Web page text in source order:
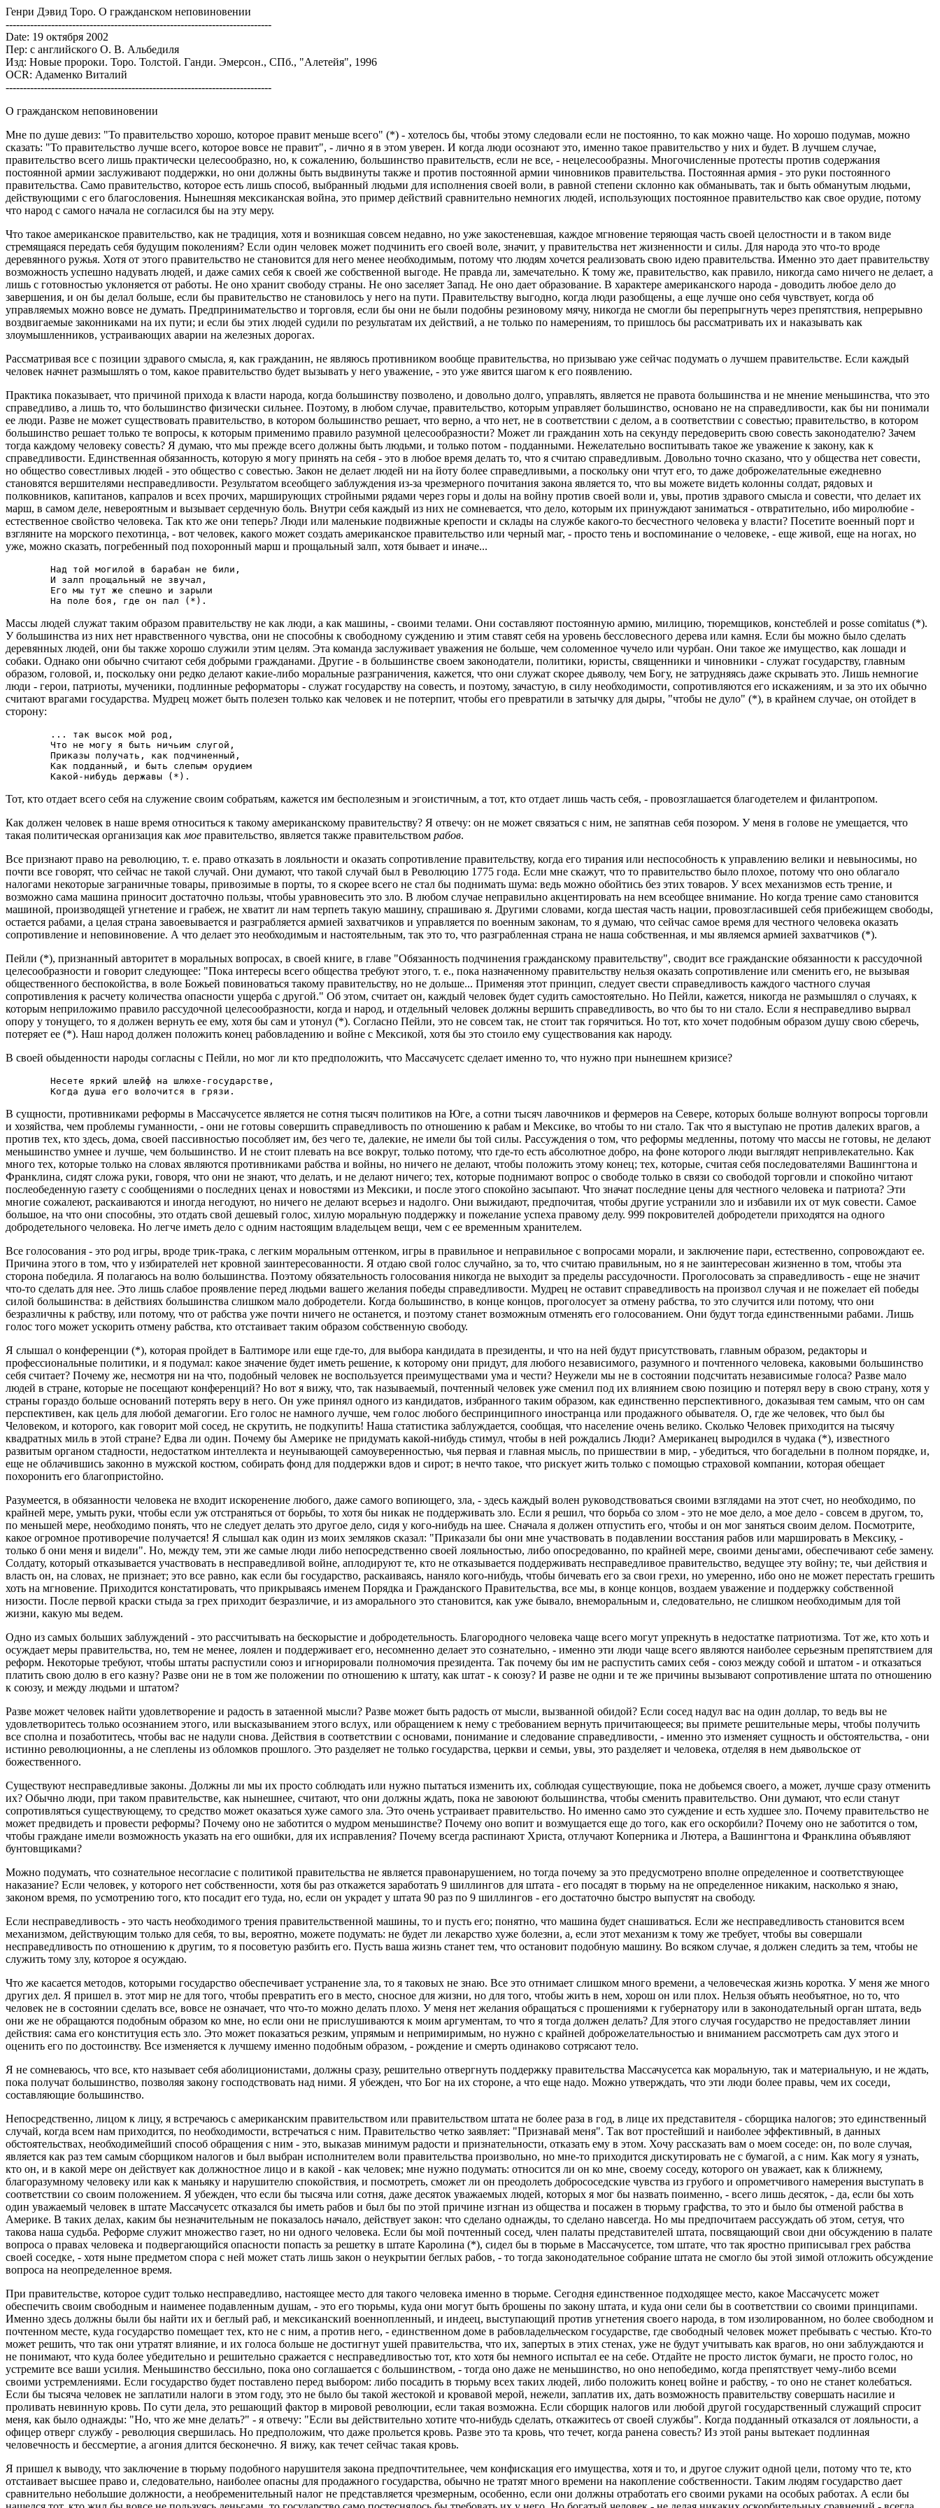
Генри Дэвид Торо. О гражданском неповиновении
----------------------------------------------------------------------------
Date: 19 октября 2002
Пер: с английского О. В. Альбедиля
Изд: Новые пророки. Торо. Толстой. Ганди. Эмерсон., СПб., "Алетейя", 1996
OCR: Адаменко Виталий
----------------------------------------------------------------------------
О гражданском неповиновении
Мне по душе девиз: "То правительство хорошо, которое правит меньше всего" (*) - хотелось бы, чтобы этому следовали если не постоянно, то как можно чаще. Но хорошо подумав, можно
сказать: "То правительство лучше всего, которое вовсе не правит", - лично я в этом уверен. И когда люди осознают это, именно такое правительство у них и будет. В лучшем случае,
правительство всего лишь практически целесообразно, но, к сожалению, большинство правительств, если не все, - нецелесообразны. Многочисленные протесты против содержания
постоянной армии заслуживают поддержки, но они должны быть выдвинуты также и против постоянной армии чиновников правительства. Постоянная армия - это руки постоянного
правительства. Само правительство, которое есть лишь способ, выбранный людьми для исполнения своей воли, в равной степени склонно как обманывать, так и быть обманутым людьми,
действующими с его благословения. Нынешняя мексиканская война, это пример действий сравнительно немногих людей, использующих постоянное правительство как свое орудие, потому
что народ с самого начала не согласился бы на эту меру.
Что такое американское правительство, как не традиция, хотя и возникшая совсем недавно, но уже закостеневшая, каждое мгновение теряющая часть своей целостности и в таком виде
стремящаяся передать себя будущим поколениям? Если один человек может подчинить его своей воле, значит, у правительства нет жизненности и силы. Для народа это что-то вроде
деревянного ружья. Хотя от этого правительство не становится для него менее необходимым, потому что людям хочется реализовать свою идею правительства. Именно это дает правительству
возможность успешно надувать людей, и даже самих себя к своей же собственной выгоде. Не правда ли, замечательно. К тому же, правительство, как правило, никогда само ничего не делает, а
лишь с готовностью уклоняется от работы. Не оно хранит свободу страны. Не оно заселяет Запад. Не оно дает образование. В характере американского народа - доводить любое дело до
завершения, и он бы делал больше, если бы правительство не становилось у него на пути. Правительству выгодно, когда люди разобщены, а еще лучше оно себя чувствует, когда об
управляемых можно вовсе не думать. Предпринимательство и торговля, если бы они не были подобны резиновому мячу, никогда не смогли бы перепрыгнуть через препятствия, непрерывно
воздвигаемые законниками на их пути; и если бы этих людей судили по результатам их действий, а не только по намерениям, то пришлось бы рассматривать их и наказывать как
злоумышленников, устраивающих аварии на железных дорогах.
Рассматривая все с позиции здравого смысла, я, как гражданин, не являюсь противником вообще правительства, но призываю уже сейчас подумать о лучшем правительстве. Если каждый
человек начнет размышлять о том, какое правительство будет вызывать у него уважение, - это уже явится шагом к его появлению.
Практика показывает, что причиной прихода к власти народа, когда большинству позволено, и довольно долго, управлять, является не правота большинства и не мнение меньшинства, что это
справедливо, а лишь то, что большинство физически сильнее. Поэтому, в любом случае, правительство, которым управляет большинство, основано не на справедливости, как бы ни понимали
ее люди. Разве не может существовать правительство, в котором большинство решает, что верно, а что нет, не в соответствии с делом, а в соответствии с совестью; правительство, в котором
большинство решает только те вопросы, к которым применимо правило разумной целесообразности? Может ли гражданин хоть на секунду передоверить свою совесть законодателю? Зачем
тогда каждому человеку совесть? Я думаю, что мы прежде всего должны быть людьми, и только потом - подданными. Нежелательно воспитывать такое же уважение к закону, как к
справедливости. Единственная обязанность, которую я могу принять на себя - это в любое время делать то, что я считаю справедливым. Довольно точно сказано, что у общества нет совести,
но общество совестливых людей - это общество с совестью. Закон не делает людей ни на йоту более справедливыми, а поскольку они чтут его, то даже доброжелательные ежедневно
становятся вершителями несправедливости. Результатом всеобщего заблуждения из-за чрезмерного почитания закона является то, что вы можете видеть колонны солдат, рядовых и
полковников, капитанов, капралов и всех прочих, марширующих стройными рядами через горы и долы на войну против своей воли и, увы, против здравого смысла и совести, что делает их
марш, в самом деле, невероятным и вызывает сердечную боль. Внутри себя каждый из них не сомневается, что дело, которым их принуждают заниматься - отвратительно, ибо миролюбие -
естественное свойство человека. Так кто же они теперь? Люди или маленькие подвижные крепости и склады на службе какого-то бесчестного человека у власти? Посетите военный порт и
взгляните на морского пехотинца, - вот человек, какого может создать американское правительство или черный маг, - просто тень и воспоминание о человеке, - еще живой, еще на ногах, но
уже, можно сказать, погребенный под похоронный марш и прощальный залп, хотя бывает и иначе...
        Над той могилой в барабан не били,
        И залп прощальный не звучал,
        Его мы тут же спешно и зарыли
Массы людей служат таким образом правительству не как люди, а как машины, - своими телами. Они составляют постоянную армию, милицию, тюремщиков, констеблей и posse comitatus (*).
У большинства из них нет нравственного чувства, они не способны к свободному суждению и этим ставят себя на уровень бессловесного дерева или камня. Если бы можно было сделать
деревянных людей, они бы также хорошо служили этим целям. Эта команда заслуживает уважения не больше, чем соломенное чучело или чурбан. Они такое же имущество, как лошади и
собаки. Однако они обычно считают себя добрыми гражданами. Другие - в большинстве своем законодатели, политики, юристы, священники и чиновники - служат государству, главным
образом, головой, и, поскольку они редко делают какие-либо моральные разграничения, кажется, что они служат скорее дьяволу, чем Богу, не затрудняясь даже скрывать это. Лишь немногие
люди - герои, патриоты, мученики, подлинные реформаторы - служат государству на совесть, и поэтому, зачастую, в силу необходимости, сопротивляются его искажениям, и за это их обычно
считают врагами государства. Мудрец может быть полезен только как человек и не потерпит, чтобы его превратили в затычку для дыры, "чтобы не дуло" (*), в крайнем случае, он отойдет в
сторону:
        ... так высок мой род,
        Что не могу я быть ничьим слугой,
        Приказы получать, как подчиненный,
        Как подданный, и быть слепым орудием
Тот, кто отдает всего себя на служение своим собратьям, кажется им бесполезным и эгоистичным, а тот, кто отдает лишь часть себя, - провозглашается благодетелем и филантропом.
Как должен человек в наше время относиться к такому американскому правительству? Я отвечу: он не может связаться с ним, не запятнав себя позором. У меня в голове не умещается, что
такая политическая организация как мое правительство, является также правительством рабов.
Все признают право на революцию, т. е. право отказать в лояльности и оказать сопротивление правительству, когда его тирания или неспособность к управлению велики и невыносимы, но
почти все говорят, что сейчас не такой случай. Они думают, что такой случай был в Революцию 1775 года. Если мне скажут, что то правительство было плохое, потому что оно облагало
налогами некоторые заграничные товары, привозимые в порты, то я скорее всего не стал бы поднимать шума: ведь можно обойтись без этих товаров. У всех механизмов есть трение, и
возможно сама машина приносит достаточно пользы, чтобы уравновесить это зло. В любом случае неправильно акцентировать на нем всеобщее внимание. Но когда трение само становится
машиной, производящей угнетение и грабеж, не хватит ли нам терпеть такую машину, спрашиваю я. Другими словами, когда шестая часть нации, провозгласившей себя прибежищем свободы,
остается рабами, а целая страна завоевывается и разграбляется армией захватчиков и управляется по военным законам, то я думаю, что сейчас самое время для честного человека оказать
сопротивление и неповиновение. А что делает это необходимым и настоятельным, так это то, что разграбленная страна не наша собственная, и мы являемся армией захватчиков (*).
Пейли (*), признанный авторитет в моральных вопросах, в своей книге, в главе "Обязанность подчинения гражданскому правительству", сводит все гражданские обязанности к рассудочной
целесообразности и говорит следующее: "Пока интересы всего общества требуют этого, т. е., пока назначенному правительству нельзя оказать сопротивление или сменить его, не вызывая
общественного беспокойства, в воле Божьей повиноваться такому правительству, но не дольше... Применяя этот принцип, следует свести справедливость каждого частного случая
сопротивления к расчету количества опасности ущерба с другой." Об этом, считает он, каждый человек будет судить самостоятельно. Но Пейли, кажется, никогда не размышлял о случаях, к
которым неприложимо правило рассудочной целесообразности, когда и народ, и отдельный человек должны вершить справедливость, во что бы то ни стало. Если я несправедливо вырвал
опору у тонущего, то я должен вернуть ее ему, хотя бы сам и утонул (*). Согласно Пейли, это не совсем так, не стоит так горячиться. Но тот, кто хочет подобным образом душу свою сберечь,
потеряет ее (*). Наш народ должен положить конец рабовладению и войне с Мексикой, хотя бы это стоило ему существования как народу.
В своей обыденности народы согласны с Пейли, но мог ли кто предположить, что Массачусетс сделает именно то, что нужно при нынешнем кризисе?
        Несете яркий шлейф на шлюхе-государстве,
В сущности, противниками реформы в Массачусетсе является не сотня тысяч политиков на Юге, а сотни тысяч лавочников и фермеров на Севере, которых больше волнуют вопросы торговли
и хозяйства, чем проблемы гуманности, - они не готовы совершить справедливость по отношению к рабам и Мексике, во чтобы то ни стало. Так что я выступаю не против далеких врагов, а
против тех, кто здесь, дома, своей пассивностью пособляет им, без чего те, далекие, не имели бы той силы. Рассуждения о том, что реформы медленны, потому что массы не готовы, не делают
меньшинство умнее и лучше, чем большинство. И не стоит плевать на все вокруг, только потому, что где-то есть абсолютное добро, на фоне которого люди выглядят непривлекательно. Как
много тех, которые только на словах являются противниками рабства и войны, но ничего не делают, чтобы положить этому конец; тех, которые, считая себя последователями Вашингтона и
Франклина, сидят сложа руки, говоря, что они не знают, что делать, и не делают ничего; тех, которые поднимают вопрос о свободе только в связи со свободой торговли и спокойно читают
послеобеденную газету с сообщениями о последних ценах и новостями из Мексики, и после этого спокойно засыпают. Что значат последние цены для честного человека и патриота? Эти
многие сожалеют, раскаиваются и иногда негодуют, но ничего не делают всерьез и надолго. Они выжидают, предпочитая, чтобы другие устранили зло и избавили их от мук совести. Самое
большое, на что они способны, это отдать свой дешевый голос, хилую моральную поддержку и пожелание успеха правому делу. 999 покровителей добродетели приходятся на одного
добродетельного человека. Но легче иметь дело с одним настоящим владельцем вещи, чем с ее временным хранителем.
Все голосования - это род игры, вроде трик-трака, с легким моральным оттенком, игры в правильное и неправильное с вопросами морали, и заключение пари, естественно, сопровождают ее.
Причина этого в том, что у избирателей нет кровной заинтересованности. Я отдаю свой голос случайно, за то, что считаю правильным, но я не заинтересован жизненно в том, чтобы эта
сторона победила. Я полагаюсь на волю большинства. Поэтому обязательность голосования никогда не выходит за пределы рассудочности. Проголосовать за справедливость - еще не значит
что-то сделать для нее. Это лишь слабое проявление перед людьми вашего желания победы справедливости. Мудрец не оставит справедливость на произвол случая и не пожелает ей победы
силой большинства: в действиях большинства слишком мало добродетели. Когда большинство, в конце концов, проголосует за отмену рабства, то это случится или потому, что они
безразличны к рабству, или потому, что от рабства уже почти ничего не останется, и поэтому станет возможным отменять его голосованием. Они будут тогда единственными рабами. Лишь
голос того может ускорить отмену рабства, кто отстаивает таким образом собственную свободу.
Я слышал о конференции (*), которая пройдет в Балтиморе или еще где-то, для выбора кандидата в президенты, и что на ней будут присутствовать, главным образом, редакторы и
профессиональные политики, и я подумал: какое значение будет иметь решение, к которому они придут, для любого независимого, разумного и почтенного человека, каковыми большинство
себя считает? Почему же, несмотря ни на что, подобный человек не воспользуется преимуществами ума и чести? Неужели мы не в состоянии подсчитать независимые голоса? Разве мало
людей в стране, которые не посещают конференций? Но вот я вижу, что, так называемый, почтенный человек уже сменил под их влиянием свою позицию и потерял веру в свою страну, хотя у
страны гораздо больше оснований потерять веру в него. Он уже принял одного из кандидатов, избранного таким образом, как единственно перспективного, доказывая тем самым, что он сам
перспективен, как цель для любой демагогии. Его голос не намного лучше, чем голос любого беспринципного иностранца или продажного обывателя. О, где же человек, что был бы
Человеком, и которого, как говорит мой сосед, не скрутить, не подкупить! Наша статистика заблуждается, сообщая, что население очень велико. Сколько Человек приходится на тысячу
квадратных миль в этой стране? Едва ли один. Почему бы Америке не придумать какой-нибудь стимул, чтобы в ней рождались Люди? Американец выродился в чудака (*), известного
развитым органом стадности, недостатком интеллекта и неунывающей самоуверенностью, чья первая и главная мысль, по пришествии в мир, - убедиться, что богадельни в полном порядке, и,
еще не облачившись законно в мужской костюм, собирать фонд для поддержки вдов и сирот; в нечто такое, что рискует жить только с помощью страховой компании, которая обещает
похоронить его благопристойно.
Разумеется, в обязанности человека не входит искоренение любого, даже самого вопиющего, зла, - здесь каждый волен руководствоваться своими взглядами на этот счет, но необходимо, по
крайней мере, умыть руки, чтобы если уж отстраняться от борьбы, то хотя бы никак не поддерживать зло. Если я решил, что борьба со злом - это не мое дело, а мое дело - совсем в другом, то,
по меньшей мере, необходимо понять, что не следует делать это другое дело, сидя у кого-нибудь на шее. Сначала я должен отпустить его, чтобы и он мог заняться своим делом. Посмотрите,
какое огромное противоречие получается! Я слышал как один из моих земляков сказал: "Приказали бы они мне участвовать в подавлении восстания рабов или маршировать в Мексику, -
только б они меня и видели". Но, между тем, эти же самые люди либо непосредственно своей лояльностью, либо опосредованно, по крайней мере, своими деньгами, обеспечивают себе замену.
Солдату, который отказывается участвовать в несправедливой войне, аплодируют те, кто не отказывается поддерживать несправедливое правительство, ведущее эту войну; те, чьи действия и
власть он, на словах, не признает; это все равно, как если бы государство, раскаиваясь, наняло кого-нибудь, чтобы бичевать его за свои грехи, но умеренно, ибо оно не может перестать грешить
хоть на мгновение. Приходится констатировать, что прикрываясь именем Порядка и Гражданского Правительства, все мы, в конце концов, воздаем уважение и поддержку собственной
низости. После первой краски стыда за грех приходит безразличие, и из аморального это становится, как уже бывало, внеморальным и, следовательно, не слишком необходимым для той
жизни, какую мы ведем.
Одно из самых больших заблуждений - это рассчитывать на бескорыстие и добродетельность. Благородного человека чаще всего могут упрекнуть в недостатке патриотизма. Тот же, кто хоть и
осуждает меры правительства, но, тем не менее, лоялен и поддерживает его, несомненно делает это сознательно, - именно эти люди чаще всего являются наиболее серьезным препятствием для
реформ. Некоторые требуют, чтобы штаты распустили союз и игнорировали полномочия президента. Так почему бы им не распустить самих себя - союз между собой и штатом - и отказаться
платить свою долю в его казну? Разве они не в том же положении по отношению к штату, как штат - к союзу? И разве не одни и те же причины вызывают сопротивление штата по отношению
к союзу, и между людьми и штатом?
Разве может человек найти удовлетворение и радость в затаенной мысли? Разве может быть радость от мысли, вызванной обидой? Если сосед надул вас на один доллар, то ведь вы не
удовлетворитесь только осознанием этого, или высказыванием этого вслух, или обращением к нему с требованием вернуть причитающееся; вы примете решительные меры, чтобы получить
все сполна и позаботитесь, чтобы вас не надули снова. Действия в соответствии с основами, понимание и следование справедливости, - именно это изменяет сущность и обстоятельства, - они
истинно революционны, а не слеплены из обломков прошлого. Это разделяет не только государства, церкви и семьи, увы, это разделяет и человека, отделяя в нем дьявольское от
божественного.
Существуют несправедливые законы. Должны ли мы их просто соблюдать или нужно пытаться изменить их, соблюдая существующие, пока не добьемся своего, а может, лучше сразу отменить
их? Обычно люди, при таком правительстве, как нынешнее, считают, что они должны ждать, пока не завоюют большинства, чтобы сменить правительство. Они думают, что если станут
сопротивляться существующему, то средство может оказаться хуже самого зла. Это очень устраивает правительство. Но именно само это суждение и есть худшее зло. Почему правительство не
может предвидеть и провести реформы? Почему оно не заботится о мудром меньшинстве? Почему оно вопит и возмущается еще до того, как его оскорбили? Почему оно не заботится о том,
чтобы граждане имели возможность указать на его ошибки, для их исправления? Почему всегда распинают Христа, отлучают Коперника и Лютера, а Вашингтона и Франклина объявляют
бунтовщиками?
Можно подумать, что сознательное несогласие с политикой правительства не является правонарушением, но тогда почему за это предусмотрено вполне определенное и соответствующее
наказание? Если человек, у которого нет собственности, хотя бы раз откажется заработать 9 шиллингов для штата - его посадят в тюрьму на не определенное никаким, насколько я знаю,
законом время, по усмотрению того, кто посадит его туда, но, если он украдет у штата 90 раз по 9 шиллингов - его достаточно быстро выпустят на свободу.
Если несправедливость - это часть необходимого трения правительственной машины, то и пусть его; понятно, что машина будет снашиваться. Если же несправедливость становится всем
механизмом, действующим только для себя, то вы, вероятно, можете подумать: не будет ли лекарство хуже болезни, а, если этот механизм к тому же требует, чтобы вы совершали
несправедливость по отношению к другим, то я посоветую разбить его. Пусть ваша жизнь станет тем, что остановит подобную машину. Во всяком случае, я должен следить за тем, чтобы не
служить тому злу, которое я осуждаю.
Что же касается методов, которыми государство обеспечивает устранение зла, то я таковых не знаю. Все это отнимает слишком много времени, а человеческая жизнь коротка. У меня же много
других дел. Я пришел в. этот мир не для того, чтобы превратить его в место, сносное для жизни, но для того, чтобы жить в нем, хорош он или плох. Нельзя объять необъятное, но то, что
человек не в состоянии сделать все, вовсе не означает, что что-то можно делать плохо. У меня нет желания обращаться с прошениями к губернатору или в законодательный орган штата, ведь
они же не обращаются подобным образом ко мне, но если они не прислушиваются к моим аргументам, то что я тогда должен делать? Для этого случая государство не предоставляет линии
действия: сама его конституция есть зло. Это может показаться резким, упрямым и непримиримым, но нужно с крайней доброжелательностью и вниманием рассмотреть сам дух этого и
оценить его по достоинству. Все изменяется к лучшему именно подобным образом, - рождение и смерть одинаково сотрясают тело.
Я не сомневаюсь, что все, кто называет себя аболиционистами, должны сразу, решительно отвергнуть поддержку правительства Массачусетса как моральную, так и материальную, и не ждать,
пока получат большинство, позволяя закону господствовать над ними. Я убежден, что Бог на их стороне, а что еще надо. Можно утверждать, что эти люди более правы, чем их соседи,
составляющие большинство.
Непосредственно, лицом к лицу, я встречаюсь с американским правительством или правительством штата не более раза в год, в лице их представителя - сборщика налогов; это единственный
случай, когда всем нам приходится, по необходимости, встречаться с ним. Правительство четко заявляет: "Признавай меня". Так вот простейший и наиболее эффективный, в данных
обстоятельствах, необходимейший способ обращения с ним - это, выказав минимум радости и признательности, отказать ему в этом. Хочу рассказать вам о моем соседе: он, по воле случая,
является как раз тем самым сборщиком налогов и был выбран исполнителем воли правительства произвольно, но мне-то приходится дискутировать не с бумагой, а с ним. Как могу я узнать,
кто он, и в какой мере он действует как должностное лицо и в какой - как человек; мне нужно подумать: относится ли он ко мне, своему соседу, которого он уважает, как к ближнему,
благоразумному человеку или как к маньяку и нарушителю спокойствия, и посмотреть, сможет ли он преодолеть добрососедские чувства из грубого и опрометчивого намерения выступать в
соответствии со своим положением. Я убежден, что если бы тысяча или сотня, даже десяток уважаемых людей, которых я мог бы назвать поименно, - всего лишь десяток, - да, если бы хоть
один уважаемый человек в штате Массачусетс отказался бы иметь рабов и был бы по этой причине изгнан из общества и посажен в тюрьму графства, то это и было бы отменой рабства в
Америке. В таких делах, каким бы незначительным не показалось начало, действует закон: что сделано однажды, то сделано навсегда. Но мы предпочитаем рассуждать об этом, сетуя, что
такова наша судьба. Реформе служит множество газет, но ни одного человека. Если бы мой почтенный сосед, член палаты представителей штата, посвящающий свои дни обсуждению в палате
вопроса о правах человека и подвергающийся опасности попасть за решетку в штате Каролина (*), сидел бы в тюрьме в Массачусетсе, том штате, что так яростно приписывал грех рабства
своей соседке, - хотя ныне предметом спора с ней может стать лишь закон о неукрытии беглых рабов, - то тогда законодательное собрание штата не смогло бы этой зимой отложить обсуждение
вопроса на неопределенное время.
При правительстве, которое судит только несправедливо, настоящее место для такого человека именно в тюрьме. Сегодня единственное подходящее место, какое Массачусетс может
обеспечить своим свободным и наименее подавленным душам, - это его тюрьмы, куда они могут быть брошены по закону штата, и куда они сели бы в соответствии со своими принципами.
Именно здесь должны были бы найти их и беглый раб, и мексиканский военнопленный, и индеец, выступающий против угнетения своего народа, в том изолированном, но более свободном и
почтенном месте, куда государство помещает тех, кто не с ним, а против него, - единственном доме в рабовладельческом государстве, где свободный человек может пребывать с честью. Кто-то
может решить, что так они утратят влияние, и их голоса больше не достигнут ушей правительства, что их, запертых в этих стенах, уже не будут учитывать как врагов, но они заблуждаются и
не понимают, что куда более убедительно и решительно сражается с несправедливостью тот, кто хотя бы немного испытал ее на себе. Отдайте не просто листок бумаги, не просто голос, но
устремите все ваши усилия. Меньшинство бессильно, пока оно соглашается с большинством, - тогда оно даже не меньшинство, но оно непобедимо, когда препятствует чему-либо всеми
своими устремлениями. Если государство будет поставлено перед выбором: либо посадить в тюрьму всех таких людей, либо положить конец войне и рабству, - то оно не станет колебаться.
Если бы тысяча человек не заплатили налоги в этом году, это не было бы такой жестокой и кровавой мерой, нежели, заплатив их, дать возможность правительству совершать насилие и
проливать невинную кровь. По сути дела, это решающий фактор в мировой революции, если такая возможна. Если сборщик налогов или любой другой государственный служащий спросит
меня, как было однажды: "Но, что же мне делать?" - я отвечу: "Если вы действительно хотите что-нибудь сделать, откажитесь от своей службы". Когда подданный отказался от лояльности, а
офицер отверг службу - революция свершилась. Но предположим, что даже прольется кровь. Разве это та кровь, что течет, когда ранена совесть? Из этой раны вытекает подлинная
человечность и бессмертие, а агония длится бесконечно. Я вижу, как течет сейчас такая кровь.
Я пришел к выводу, что заключение в тюрьму подобного нарушителя закона предпочтительнее, чем конфискация его имущества, хотя и то, и другое служит одной цели, потому что те, кто
отстаивает высшее право и, следовательно, наиболее опасны для продажного государства, обычно не тратят много времени на накопление собственности. Таким людям государство дает
сравнительно небольшие должности, а необременительный налог не представляется чрезмерным, особенно, если они должны отработать его своими руками на особых работах. А если бы